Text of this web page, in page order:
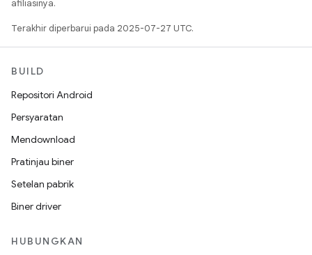
afiliasinya.
Terakhir diperbarui pada 2025-07-27 UTC.
BUILD
Repositori Android
Persyaratan
Mendownload
Pratinjau biner
Setelan pabrik
Biner driver
HUBUNGKAN